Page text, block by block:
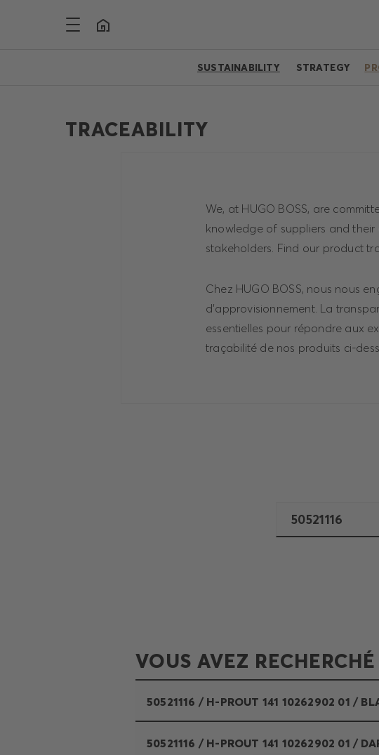
SUSTAINABILITY STRATEGY
TRACEABILITY
We, at HUGO BOSS, are
knowledge of suppliers and
stakeholders. Find our product
Chez HUGO BOSS, nous nous
d'approvisionnement. La
essentielles pour répondre aux
traçabilité de nos produits ci-
VOUS AVEZ RECHERCHÉ
50521116 / H-PROUT 141 10262902 01 /
50521116 / H-PROUT 141 10262902 01 /